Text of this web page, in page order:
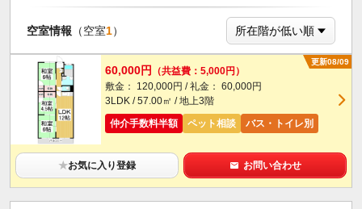
空室情報 （空室1）
更新08/09
60,000円
（共益費：5,000円）
敷金： 120,000円 / 礼金： 60,000円
3LDK / 57.00㎡ / 地上3階
仲介手数料半額
ペット相談 バス・トイレ別
★お気に入り登録 お問い合わせ